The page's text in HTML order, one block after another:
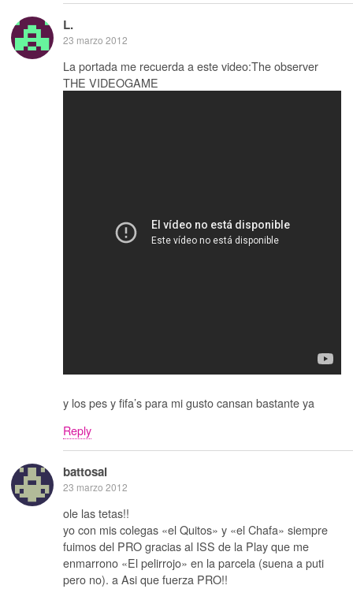
L.
23 marzo 2012
La portada me recuerda a este video:The observer
THE VIDEOGAME
y los pes y fifa’s para mi gusto cansan bastante ya
Reply
battosai
23 marzo 2012
ole las tetas!!
yo con mis colegas «el Quitos» y «el Chafa» siempre
fuimos del PRO gracias al ISS de la Play que me
enmarrono «El pelirrojo» en la parcela (suena a puti
pero no). a Asi que fuerza PRO!!